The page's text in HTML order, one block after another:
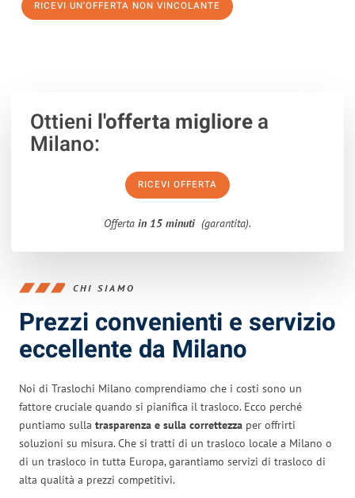
RICEVI UN'OFFERTA NON VINCOLANTE
Ottieni l'offerta migliorea
Milano:
RICEVI OFFERTA
Offerta in 15 minuti (garantita).
CHI SIAMO
Prezzi convenienti e servizio
eccellente da Milano
Noi di Traslochi Milano comprendiamo che i costi sono un
fattore cruciale quando si pianifica il trasloco. Ecco perché
puntiamo sulla trasparenza e sulla correttezza per offrirti
soluzioni su misura. Che si tratti di un trasloco locale a Milano o
di un trasloco in tutta Europa, garantiamo servizi di trasloco di
alta qualità a prezzi competitivi.